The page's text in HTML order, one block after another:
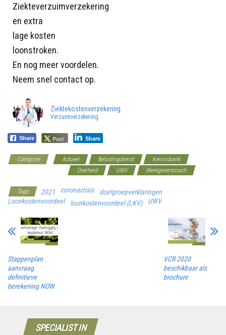
Ziekteverzuimverzekering
en extra
lage kosten
loonstroken.
En nog meer voordelen.
Neem snel contact op.
Ziektekostenverzekering
Verzuimverzekering
Share Post Share
Categorie Actueel Belastingdienst
Kennisbank
Overheid UWV Werkgeverscoach
Tags 2021 coronacrisis
doelgroepverklaringen
Loonkostenvoordeel
loonkostenvoordeel (LKV) UWV
Stappenplan
aanvraag
definitieve
berekening NOW
VCR 2020
beschikbaar als
brochure
SPECIALIST IN